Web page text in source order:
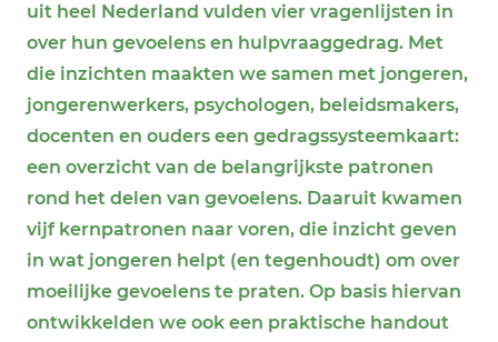
uit heel Nederland vulden vier vragenlijsten in
over hun gevoelens en hulpvraaggedrag. Met
die inzichten maakten we samen met jongeren,
jongerenwerkers, psychologen, beleidsmakers,
docenten en ouders een gedragssysteemkaart:
een overzicht van de belangrijkste patronen
rond het delen van gevoelens. Daaruit kwamen
vijf kernpatronen naar voren, die inzicht geven
in wat jongeren helpt (en tegenhoudt) om over
moeilijke gevoelens te praten. Op basis hiervan
ontwikkelden we ook een praktische handout